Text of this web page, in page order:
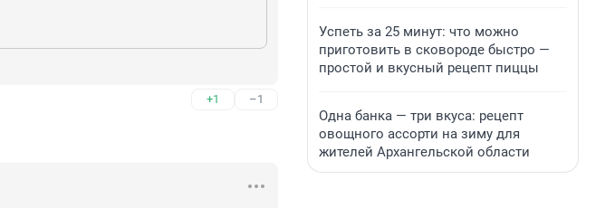
+1 –1
Успеть за 25 минут: что можно
приготовить в сковороде быстро —
простой и вкусный рецепт пиццы
Одна банка — три вкуса: рецепт
овощного ассорти на зиму для
жителей Архангельской области